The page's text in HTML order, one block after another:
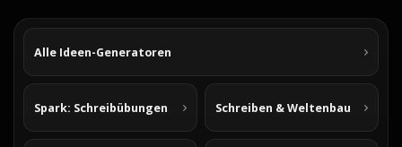
Alle Ideen-Generatoren
Spark: Schreibübungen Schreiben & Weltenbau